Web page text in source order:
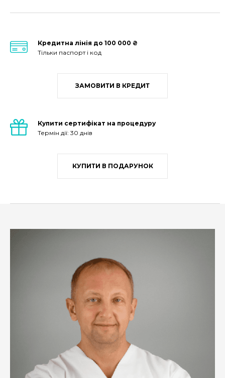
Кредитна лінія до 100 000 ₴
Тільки паспорт і код
ЗАМОВИТИ В КРЕДИТ
Купити сертифікат на процедуру
Термін дії: 30 днів
КУПИТИ В ПОДАРУНОК